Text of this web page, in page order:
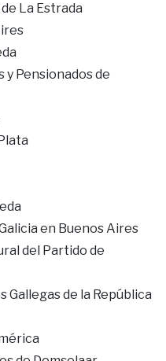
La Estrada
y Pensionados de
en Buenos Aires
del Partido de
Gallegas de la República